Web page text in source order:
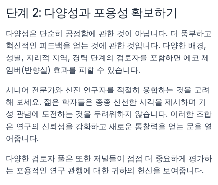
단계 2: 다양성과 포용성 확보하기
다양성은 단순히 공정함에 관한 것이 아닙니다. 더 풍부하고
혁신적인 피드백을 얻는 것에 관한 것입니다. 다양한 배경,
성별, 지리적 지역, 경력 단계의 검토자를 포함하면 에코 체
임버(반향실) 효과를 피할 수 있습니다.
시니어 전문가와 신진 연구자를 적절히 융합하는 것을 고려
해 보세요. 젊은 학자들은 종종 신선한 시각을 제시하며 기
성 관념에 도전하는 것을 두려워하지 않습니다. 이러한 조합
은 연구의 신뢰성을 강화하고 새로운 통찰력을 얻는 문을 열
어줍니다.
다양한 검토자 풀은 또한 저널들이 점점 더 중요하게 평가하
는 포용적인 연구 관행에 대한 귀하의 헌신을 보여줍니다.